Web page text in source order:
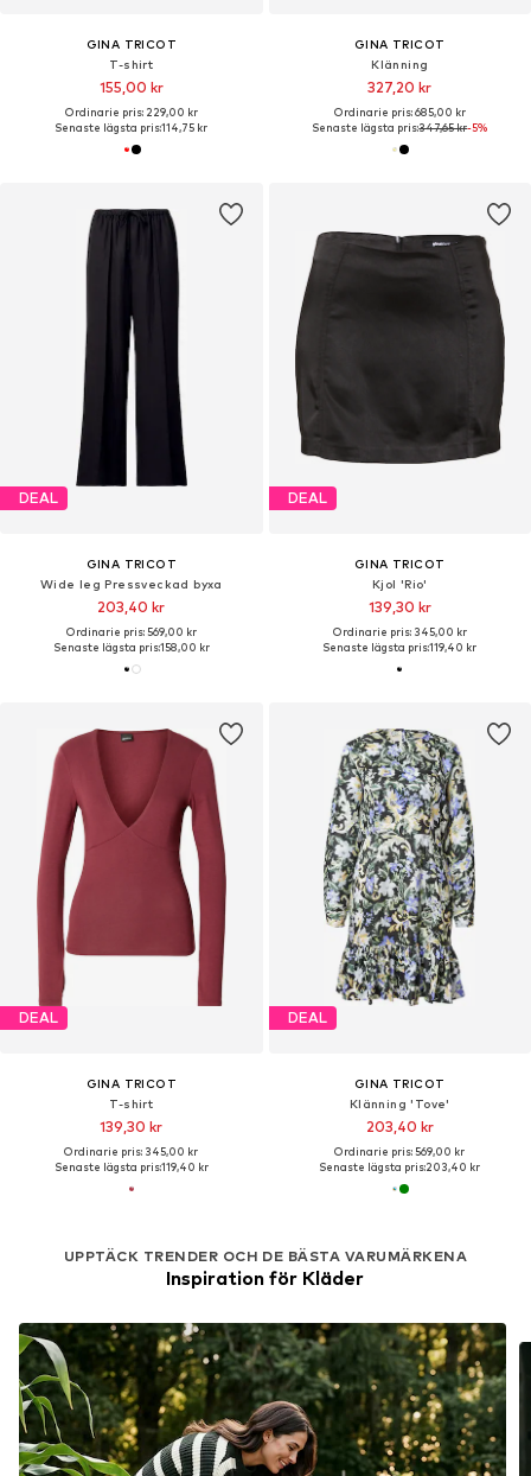
GINA TRICOT
T-shirt
155,00 kr
Ordinarie pris: 229,00 kr
Senaste lägsta pris:114,75 kr
GINA TRICOT
Klänning
327,20 kr
Ordinarie pris: 685,00 kr
Senaste lägsta pris:347,65 kr-5%
DEAL
GINA TRICOT
Wide leg Pressveckad byxa
203,40 kr
Ordinarie pris: 569,00 kr
Senaste lägsta pris:158,00 kr
DEAL
GINA TRICOT
Kjol 'Rio'
139,30 kr
Ordinarie pris: 345,00 kr
Senaste lägsta pris:119,40 kr
DEAL
GINA TRICOT
T-shirt
139,30 kr
Ordinarie pris: 345,00 kr
Senaste lägsta pris:119,40 kr
DEAL
GINA TRICOT
Klänning 'Tove'
203,40 kr
Ordinarie pris: 569,00 kr
Senaste lägsta pris:203,40 kr
UPPTÄCK TRENDER OCH DE BÄSTA VARUMÄRKENA
Inspiration för Kläder